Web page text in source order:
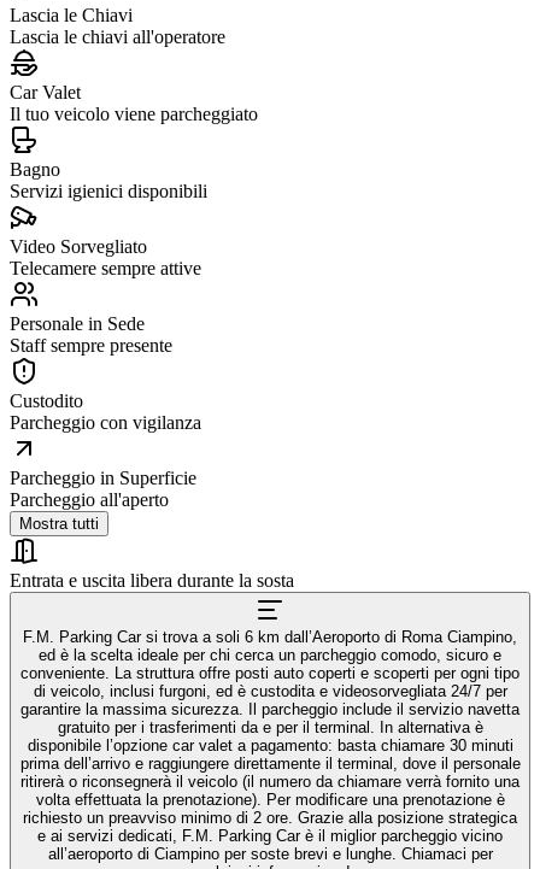
Lascia le Chiavi
Lascia le chiavi all'operatore
Car Valet
Il tuo veicolo viene parcheggiato
Bagno
Servizi igienici disponibili
Video Sorvegliato
Telecamere sempre attive
Personale in Sede
Staff sempre presente
Custodito
Parcheggio con vigilanza
Parcheggio in Superficie
Parcheggio all'aperto
Mostra tutti
Entrata e uscita libera durante la sosta
F.M. Parking Car si trova a soli 6 km dall’Aeroporto di Roma Ciampino,
ed è la scelta ideale per chi cerca un parcheggio comodo, sicuro e
conveniente. La struttura offre posti auto coperti e scoperti per ogni tipo
di veicolo, inclusi furgoni, ed è custodita e videosorvegliata 24/7 per
garantire la massima sicurezza. Il parcheggio include il servizio navetta
gratuito per i trasferimenti da e per il terminal. In alternativa è
disponibile l’opzione car valet a pagamento: basta chiamare 30 minuti
prima dell’arrivo e raggiungere direttamente il terminal, dove il personale
ritirerà o riconsegnerà il veicolo (il numero da chiamare verrà fornito una
volta effettuata la prenotazione). Per modificare una prenotazione è
richiesto un preavviso minimo di 2 ore. Grazie alla posizione strategica
e ai servizi dedicati, F.M. Parking Car è il miglior parcheggio vicino
all’aeroporto di Ciampino per soste brevi e lunghe. Chiamaci per